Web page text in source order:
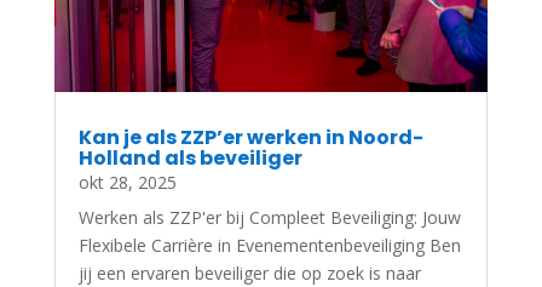
Kan je als ZZP’er werken in Noord-
Holland als beveiliger
okt 28, 2025
Werken als ZZP'er bij Compleet Beveiliging: Jouw
Flexibele Carrière in Evenementenbeveiliging Ben
jij een ervaren beveiliger die op zoek is naar